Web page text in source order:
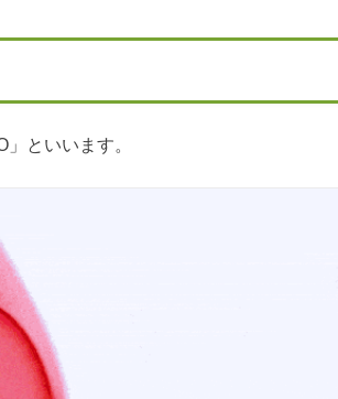
といいます。